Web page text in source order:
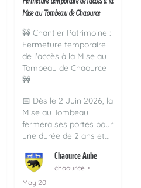
Mise au Tombeau de Chaource
🚧 Chantier Patrimoine :
Fermeture temporaire
de l'accès à la Mise au
Tombeau de Chaource
🚧
📅 Dès le 2 Juin 2026, la
Mise au Tombeau
fermera ses portes pour
une durée de 2 ans et...
Chaource Aube
chaource
May 20